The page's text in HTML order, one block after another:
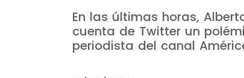
En las últimas horas,
cuenta de Twitter un
periodista del canal